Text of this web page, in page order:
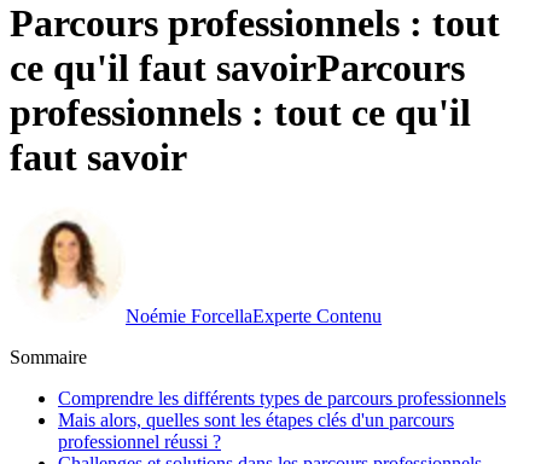
Parcours professionnels : tout
ce qu'il faut savoirParcours
professionnels : tout ce qu'il
faut savoir
Noémie ForcellaExperte Contenu
Sommaire
Comprendre les différents types de parcours professionnels
Mais alors, quelles sont les étapes clés d'un parcours
professionnel réussi ?